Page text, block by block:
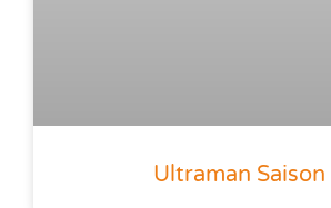
Ultraman Saison